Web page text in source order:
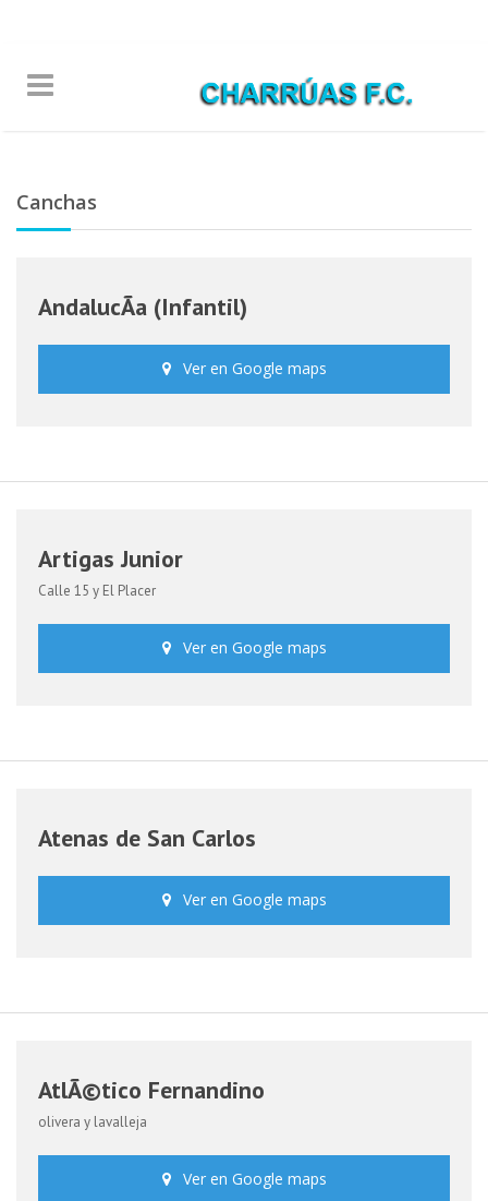
Warning /www/charruasmaldonadofc.com/htdocs/header.php
Canchas
AndalucÃ­a (Infantil)
Ver en Google maps
Artigas Junior
Calle 15 y El Placer
Ver en Google maps
Atenas de San Carlos
Ver en Google maps
AtlÃ©tico Fernandino
olivera y lavalleja
Ver en Google maps